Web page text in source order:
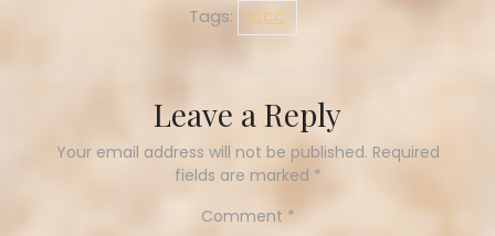
Tags: KLCC
Leave a Reply
Your email address will not be published. Required
fields are marked *
Comment *